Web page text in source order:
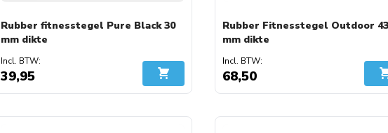
Rubber fitnesstegel Pure Black 30
mm dikte
39,95 In Winkelwagen
Rubber Fitnesstegel Outdoor 43
mm dikte
68,50